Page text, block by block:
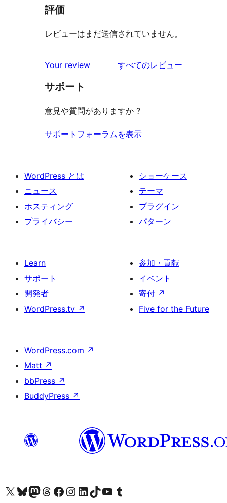
評価
レビューはまだ送信されていません。
Your review すべてのレビュー
サポート
意見や質問がありますか ?
サポートフォーラムを表示
WordPress とは
ニュース
ホスティング
プライバシー
ショーケース
テーマ
プラグイン
パターン
Learn
サポート
開発者
WordPress.tv ↗
参加・貢献
イベント
寄付 ↗
Five for the Future
WordPress.com ↗
Matt ↗
bbPress ↗
BuddyPress ↗
X (旧 Twitter) アカウントへBluesky アカウントへMastodon アカウントへThreads アカウントへ Facebook ページへInstagram アカウントへ LinkedIn アカウントへTikTok アカウントへYouTube チャンネルへ Tumblr アカウントへ